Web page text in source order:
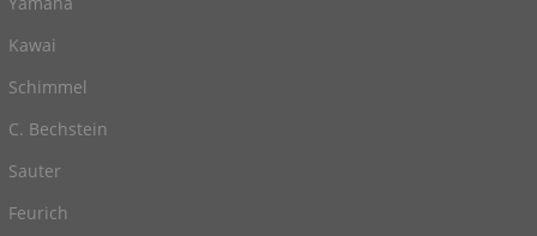
Kawai
Schimmel
C. Bechstein
Sauter
Feurich